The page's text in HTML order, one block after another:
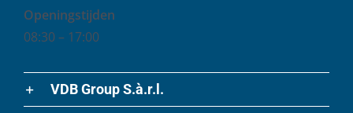
Openingstijden
08:30 – 17:00
VDB Group S.à.r.l.